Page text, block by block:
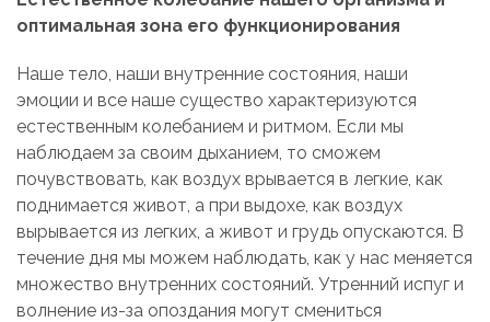
оптимальная зона его функционирования
Наше тело, наши внутренние состояния, наши
эмоции и все наше существо характеризуются
естественным колебанием и ритмом. Если мы
наблюдаем за своим дыханием, то сможем
почувствовать, как воздух врывается в легкие, как
поднимается живот, а при выдохе, как воздух
вырывается из легких, а живот и грудь опускаются. В
течение дня мы можем наблюдать, как у нас меняется
множество внутренних состояний. Утренний испуг и
волнение из-за опоздания могут смениться